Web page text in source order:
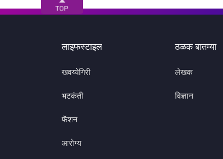
लाइफस्टाइल
खवय्येगिरी
भटकंती
फॅशन
आरोग्य
ठळक बातम्या
लेखक
विज्ञान